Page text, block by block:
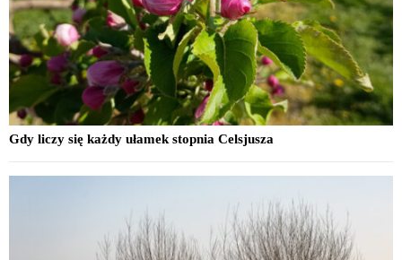
Gdy liczy się każdy ułamek stopnia Celsjusza